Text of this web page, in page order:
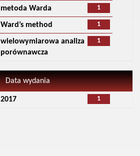
1
metoda Warda
1
Ward’s method
1
wielowymiarowa analiza
porównawcza
Data wydania
1
2017